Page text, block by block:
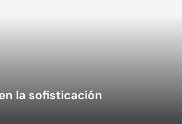
la sofisticación